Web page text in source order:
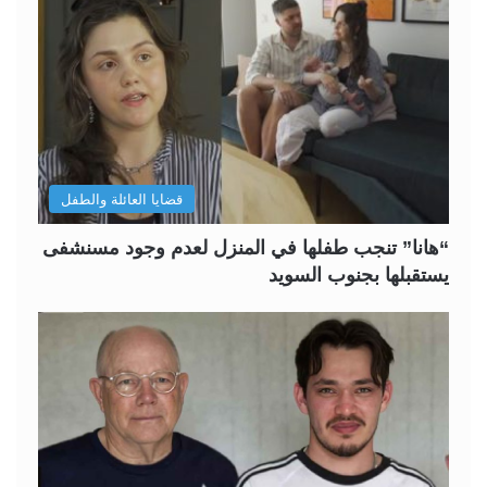
قضايا العائلة والطفل
“هانا” تنجب طفلها في المنزل لعدم وجود مسنشفى
يستقبلها بجنوب السويد